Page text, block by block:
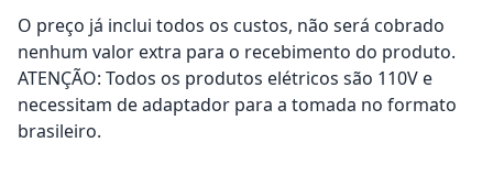
O preço já inclui todos os custos, não será cobrado
nenhum valor extra para o recebimento do produto.
ATENÇÃO: Todos os produtos elétricos são 110V e
necessitam de adaptador para a tomada no formato
brasileiro.